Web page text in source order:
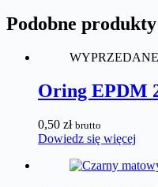
Podobne produkty
WYPRZEDANE
Oring EPDM
0,50 zł brutto
Dowiedz się więcej